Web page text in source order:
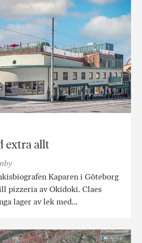
extra allt
Kaparen i Göteborg
pizzeria av Okidoki. Claes
lager av lek med…